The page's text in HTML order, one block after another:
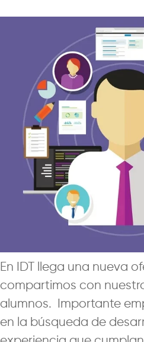
En IDT llega una nueva
compartimos con
alumnos. Importante
en la búsqueda de